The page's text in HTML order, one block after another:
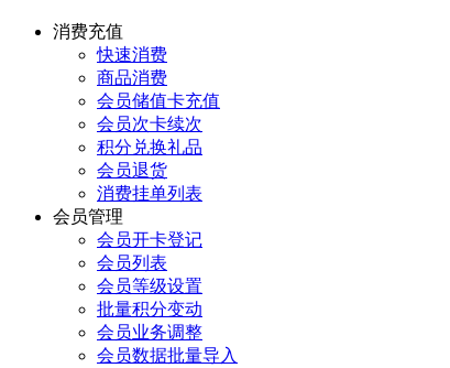
消费充值
快速消费
商品消费
会员储值卡充值
会员次卡续次
积分兑换礼品
会员退货
消费挂单列表
会员管理
会员开卡登记
会员列表
会员等级设置
批量积分变动
会员业务调整
会员数据批量导入